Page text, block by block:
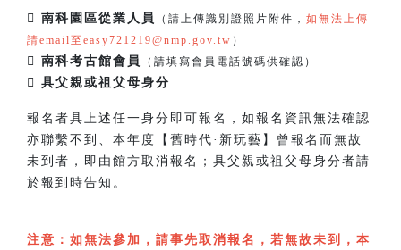
 南科園區從業人員 （請上傳識別證照片附件， 如無法上傳
請email至easy721219@nmp.gov.tw ）
 南科考古館會員 （請填寫會員電話號碼供確認）
 具父親或祖父母身分
報名者具上述任一身分即可報名，如報名資訊無法確認
亦聯繫不到、本年度【舊時代·新玩藝】曾報名而無故
未到者，即由館方取消報名；具父親或祖父母身分者請
於報到時告知。
注意：如無法參加，請事先取消報名，若無故未到，本